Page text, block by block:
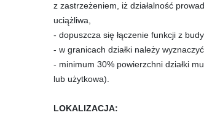
z zastrzeżeniem, iż działalność
uciążliwa,
- dopuszcza się łączenie funkcji z
- w granicach działki należy
- minimum 30% powierzchni działki
lub użytkowa).
LOKALIZACJA: